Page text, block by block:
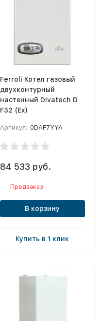
Ferroli Котел газовый
двухконтурный
настенный Divatech D
F32 (Ex)
Артикул: 0DAF7YYA
84 533 руб.
Предзаказ
В корзину
Купить в 1 клик